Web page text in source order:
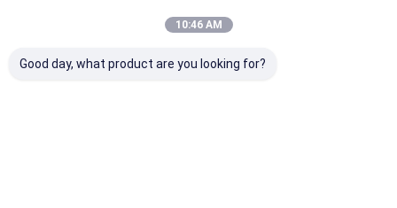
10:46 AM
Good day, what product are you looking for?